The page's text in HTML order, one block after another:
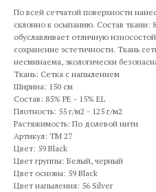
По всей сетчатой поверхности
склонно к осыпанию. Состав ткани:
обуславливает отличную
сохранение эстетичности. Ткань
несминаема, экологически
Ткань: Сетка с напылением
Ширина: 150 см
Состав: 85% PE - 15% EL
Плотность: 55 г/м2 - 125 г/м2
Растяжимость: По долевой нити
Артикул: TM 27
Цвет: 59 Black
Цвет группы: Белый, черный
Цвет основы: 59 Black
Цвет напыления: 56 Silver